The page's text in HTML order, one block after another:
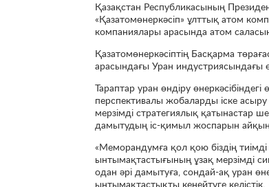
Қазақстан Республикасының
«Қазатомөнеркәсіп» ұлттық атом
компаниялары арасында атом
Қазатомөнеркәсіптің Басқарма
арасындағы Уран индустриясындағы
Тараптар уран өндіру
перспективалы жобаларды іске
мерзімді стратегиялық қатынастар
дамытудың іс-қимыл жоспарын
«Меморандумға қол қою біздің
ынтымақтастығының ұзақ мерзімді
одан әрі дамытуға, сондай-ақ уран
ынтымақтастықты кеңейтуге